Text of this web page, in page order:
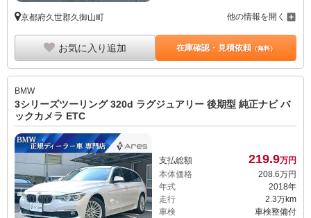
京都府久世郡久御山町 他の情報を開く
お気に入り追加 在庫確認・見積依頼（無料）
BMW
3シリーズツーリング 320d ラグジュアリー 後期型 純正ナビ バ
ックカメラ ETC
支払総額 219.9万円
本体価格
208.6万円
年式
2018年
走行
2.3万km
車検
車検整備付